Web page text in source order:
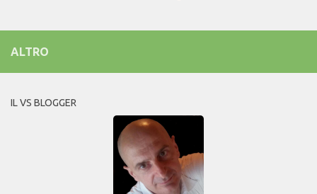
ALTRO
IL VS BLOGGER